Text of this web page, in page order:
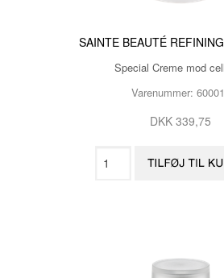
SAINTE BEAUTÉ
Special Creme mod
Varenummer:
DKK 339,75